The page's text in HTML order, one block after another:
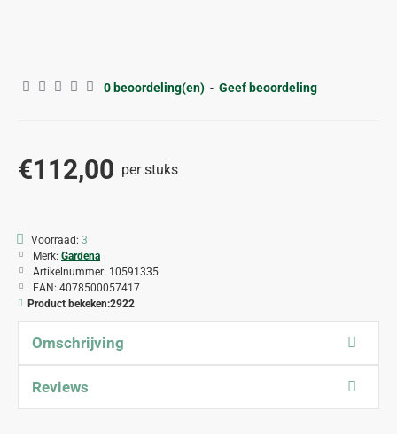
0 beoordeling(en) - Geef beoordeling
€112,00 per stuks
Voorraad: 3
Merk: Gardena
Artikelnummer: 10591335
EAN: 4078500057417
Product bekeken:2922
Omschrijving
Reviews